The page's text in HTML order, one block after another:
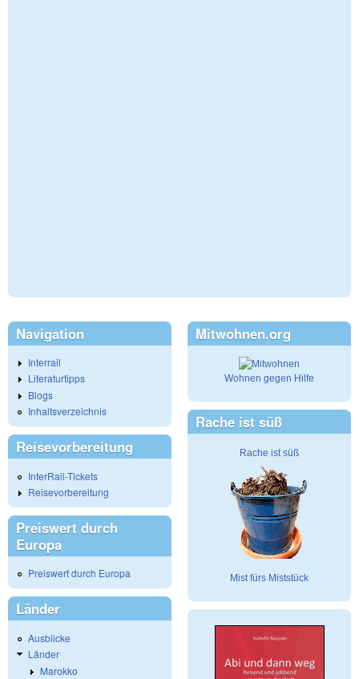
Navigation
Interrail
Literaturtipps
Blogs
Inhaltsverzeichnis
Reisevorbereitung
InterRail-Tickets
Reisevorbereitung
Preiswert durch
Europa
Preiswert durch Europa
Länder
Ausblicke
Länder
Marokko
Mitwohnen.org
Wohnen gegen Hilfe
Rache ist süß
Rache ist süß
Mist fürs Miststück